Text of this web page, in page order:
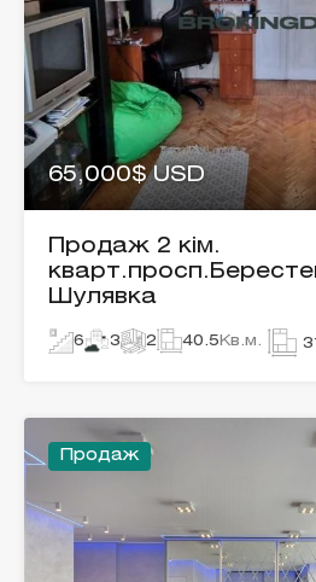
65,000$ USD
Продаж 2 кім.
Шулявка
6 3 2 40.5 Кв.м.
Продаж